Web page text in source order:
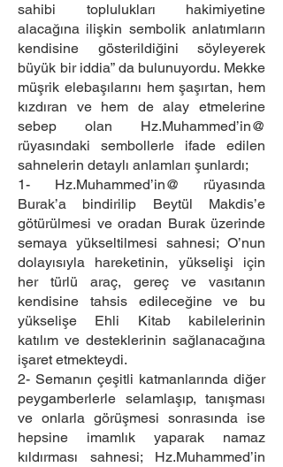
sahibi toplulukları hakimiyetine
alacağına ilişkin sembolik anlatımların
kendisine gösterildiğini söyleyerek
büyük bir iddia” da bulunuyordu. Mekke
müşrik elebaşılarını hem şaşırtan, hem
kızdıran ve hem de alay etmelerine
sebep olan Hz.Muhammed’in@
rüyasındaki sembollerle ifade edilen
sahnelerin detaylı anlamları şunlardı;
1- Hz.Muhammed’in@ rüyasında
Burak’a bindirilip Beytül Makdis’e
götürülmesi ve oradan Burak üzerinde
semaya yükseltilmesi sahnesi; O’nun
dolayısıyla hareketinin, yükselişi için
her türlü araç, gereç ve vasıtanın
kendisine tahsis edileceğine ve bu
yükselişe Ehli Kitab kabilelerinin
katılım ve desteklerinin sağlanacağına
işaret etmekteydi.
2- Semanın çeşitli katmanlarında diğer
peygamberlerle selamlaşıp, tanışması
ve onlarla görüşmesi sonrasında ise
hepsine imamlık yaparak namaz
kıldırması sahnesi; Hz.Muhammed’in